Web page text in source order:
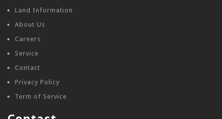
Land Information
About Us
Careers
Service
Contact
Privacy Policy
Term of Service